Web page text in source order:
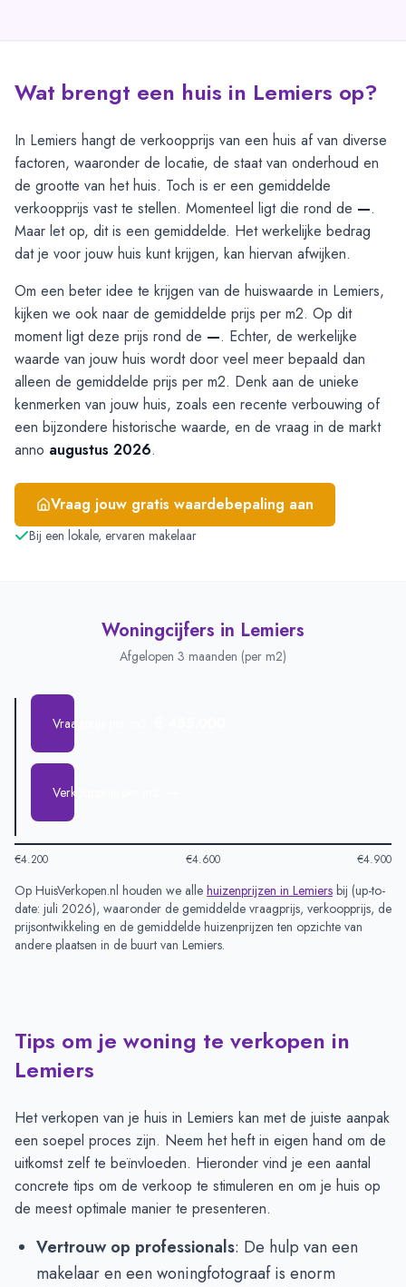
Wat brengt een huis in Lemiers op?
In Lemiers hangt de verkoopprijs van een huis af van diverse
factoren, waaronder de locatie, de staat van onderhoud en
de grootte van het huis. Toch is er een gemiddelde
verkoopprijs vast te stellen. Momenteel ligt die rond de —.
Maar let op, dit is een gemiddelde. Het werkelijke bedrag
dat je voor jouw huis kunt krijgen, kan hiervan afwijken.
Om een beter idee te krijgen van de huiswaarde in Lemiers,
kijken we ook naar de gemiddelde prijs per m2. Op dit
moment ligt deze prijs rond de —. Echter, de werkelijke
waarde van jouw huis wordt door veel meer bepaald dan
alleen de gemiddelde prijs per m2. Denk aan de unieke
kenmerken van jouw huis, zoals een recente verbouwing of
een bijzondere historische waarde, en de vraag in de markt
anno augustus 2026.
Vraag jouw gratis waardebepaling aan
Bij een lokale, ervaren makelaar
Woningcijfers in Lemiers
Afgelopen 3 maanden (per m2)
Vraagprijs per m2
Verkoopprijs per m2
€4.200 €4.600 €4.900
Op HuisVerkopen.nl houden we alle huizenprijzen in Lemiers bij (up-to-
date: juli 2026), waaronder de gemiddelde vraagprijs, verkoopprijs, de
prijsontwikkeling en de gemiddelde huizenprijzen ten opzichte van
andere plaatsen in de buurt van Lemiers.
Tips om je woning te verkopen in
Lemiers
Het verkopen van je huis in Lemiers kan met de juiste aanpak
een soepel proces zijn. Neem het heft in eigen hand om de
uitkomst zelf te beïnvloeden. Hieronder vind je een aantal
concrete tips om de verkoop te stimuleren en om je huis op
de meest optimale manier te presenteren.
Vertrouw op professionals: De hulp van een
makelaar en een woningfotograaf is enorm